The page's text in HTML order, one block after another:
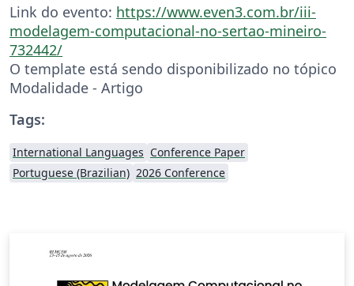
Link do evento: https://www.even3.com.br/iii-
modelagem-computacional-no-sertao-mineiro-
732442/
O template está sendo disponibilizado no tópico
Modalidade - Artigo
Tags:
International Languages Conference Paper
Portuguese (Brazilian) 2026 Conference